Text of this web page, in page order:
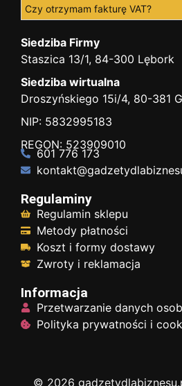
Czy otrzymam fakturę VAT?
Siedziba Firmy
Staszica 13/1, 84-300 Lębork
Siedziba wirtualna
Droszyńskiego 15i/4, 80-381
NIP: 5832995183
REGON: 523909010
601 776 173
Regulaminy
Regulamin sklepu
Metody płatności
Koszt i formy dostawy
Zwroty i reklamacja
Informacja
Przetwarzanie danych
Polityka prywatności i
© 2026